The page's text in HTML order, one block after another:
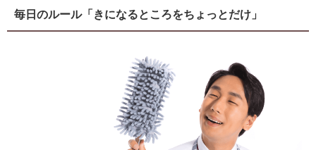
毎日のルール「きになるところをちょっとだけ」